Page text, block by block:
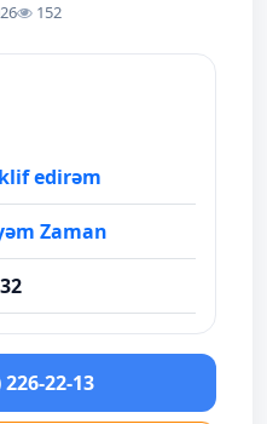
152
edirəm
Zaman
226-22-13